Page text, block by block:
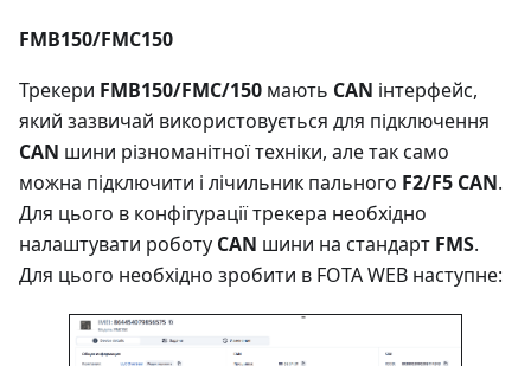
FMB150/FMC150
Трекери FMB150/FMC/150 мають CAN інтерфейс,
який зазвичай використовується для підключення
CAN шини різноманітної техніки, але так само
можна підключити і лічильник пального F2/F5 CAN.
Для цього в конфігурації трекера необхідно
налаштувати роботу CAN шини на стандарт FMS.
Для цього необхідно зробити в FOTA WEB наступне: